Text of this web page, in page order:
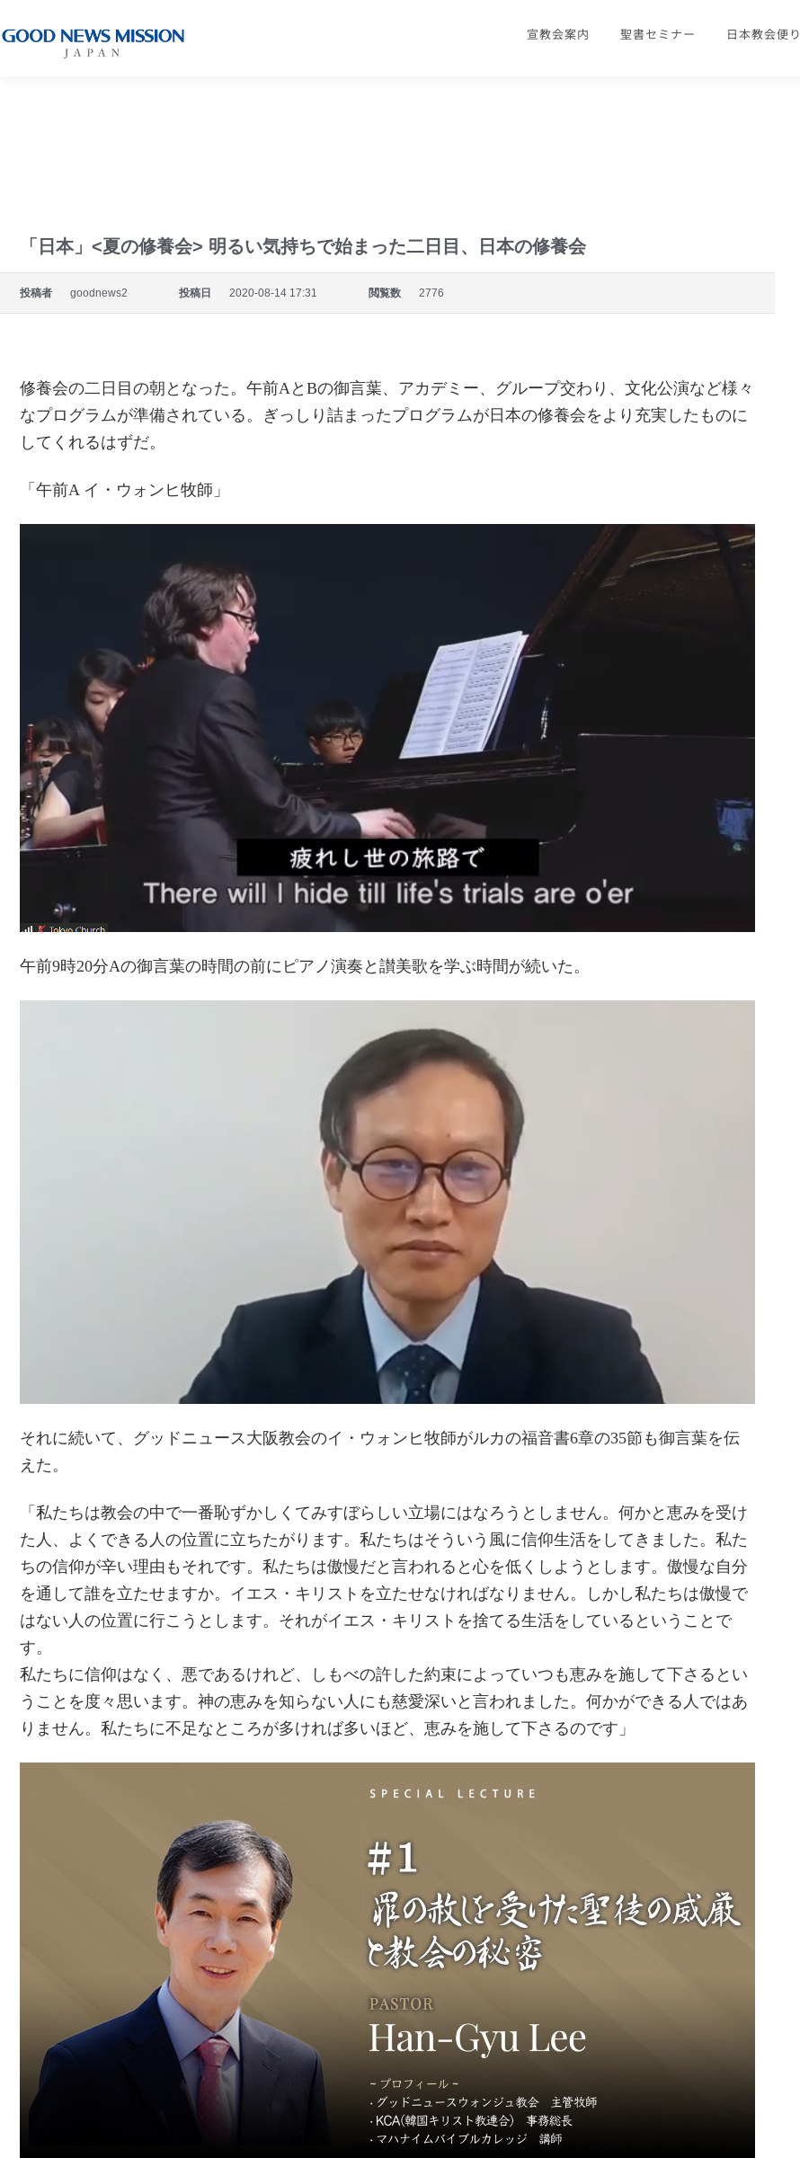
宣教会案内 聖書セミナー 日本教会便り
「日本」<夏の修養会> 明るい気持ちで始まった二日目、日本の修養会
投稿者 goodnews2 投稿日 2020-08-14 17:31 閲覧数 2776
修養会の二日目の朝となった。午前AとBの御言葉、アカデミー、グループ交わり、文化公演など様々
なプログラムが準備されている。ぎっしり詰まったプログラムが日本の修養会をより充実したものに
してくれるはずだ。
「午前A イ・ウォンヒ牧師」
午前9時20分Aの御言葉の時間の前にピアノ演奏と讃美歌を学ぶ時間が続いた。
それに続いて、グッドニュース大阪教会のイ・ウォンヒ牧師がルカの福音書6章の35節も御言葉を伝
えた。
「私たちは教会の中で一番恥ずかしくてみすぼらしい立場にはなろうとしません。何かと恵みを受け
た人、よくできる人の位置に立ちたがります。私たちはそういう風に信仰生活をしてきました。私た
ちの信仰が辛い理由もそれです。私たちは傲慢だと言われると心を低くしようとします。傲慢な自分
を通して誰を立たせますか。イエス・キリストを立たせなければなりません。しかし私たちは傲慢で
はない人の位置に行こうとします。それがイエス・キリストを捨てる生活をしているということで
す。
私たちに信仰はなく、悪であるけれど、しもべの許した約束によっていつも恵みを施して下さるとい
うことを度々思います。神の恵みを知らない人にも慈愛深いと言われました。何かができる人ではあ
りません。私たちに不足なところが多ければ多いほど、恵みを施して下さるのです」